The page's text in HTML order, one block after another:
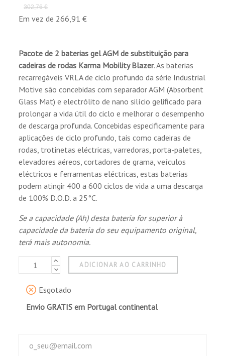
(1 reseñas)
302,76 €
Em vez de 266,91 €
Pacote de 2 baterias gel AGM de substituição para
cadeiras de rodas Karma Mobility Blazer. As baterias
recarregáveis VRLA de ciclo profundo da série Industrial
Motive são concebidas com separador AGM (Absorbent
Glass Mat) e electrólito de nano silício gelificado para
prolongar a vida útil do ciclo e melhorar o desempenho
de descarga profunda. Concebidas especificamente para
aplicações de ciclo profundo, tais como cadeiras de
rodas, trotinetas eléctricas, varredoras, porta-paletes,
elevadores aéreos, cortadores de grama, veículos
eléctricos e ferramentas eléctricas, estas baterias
podem atingir 400 a 600 ciclos de vida a uma descarga
de 100% D.O.D. a 25°C.
Se a capacidade (Ah) desta bateria for superior à
capacidade da bateria do seu equipamento original,
terá mais autonomia.
ADICIONAR AO CARRINHO
Esgotado
Envio GRATIS em Portugal continental
selagem.
Placa positiva - Grelha de liga de terras raras
patenteada com pasta especial para abrandar
o amolecimento do material activo positivo
durante a aplicação de ciclos de descarga
profunda.
Placa Negativa - Grelha Pb-Ca equilibrada
para melhorar a eficiência da recombinação e
reduzir a perda de água.
Separador - Separador AGM avançado para
desenho de células de alta pressão, evita
micro curto-circuitos.
Electrólito - Ácido sulfúrico diluído de alta
pureza com electrólitos de gel de nano sílica
patenteados para prolongar a vida útil do
ciclo e melhorar o desempenho de descarga
(o retardador de chama ABS UL94-V0 é
opcional).
Aplicações:
Ferramentas eléctricas ou brinquedos
Carrinhos de golfe.
Veículos eléctricos.